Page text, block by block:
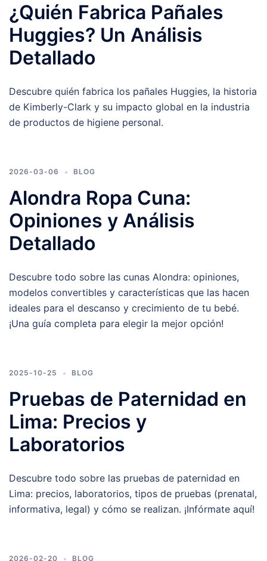
¿Quién Fabrica Pañales
Huggies? Un Análisis
Detallado
Descubre quién fabrica los pañales Huggies, la historia
de Kimberly-Clark y su impacto global en la industria
de productos de higiene personal.
2026-03-06 BLOG
Alondra Ropa Cuna:
Opiniones y Análisis
Detallado
Descubre todo sobre las cunas Alondra: opiniones,
modelos convertibles y características que las hacen
ideales para el descanso y crecimiento de tu bebé.
¡Una guía completa para elegir la mejor opción!
2025-10-25 BLOG
Pruebas de Paternidad en
Lima: Precios y
Laboratorios
Descubre todo sobre las pruebas de paternidad en
Lima: precios, laboratorios, tipos de pruebas (prenatal,
informativa, legal) y cómo se realizan. ¡Infórmate aquí!
2026-02-20 BLOG